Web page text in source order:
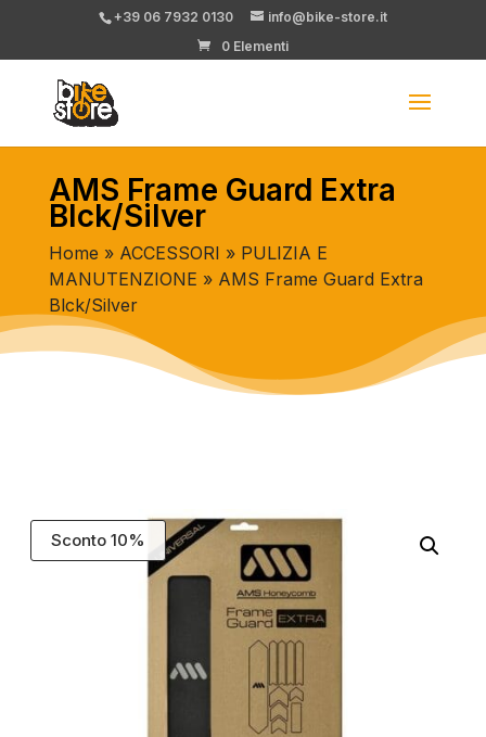
+39 06 7932 0130
info@bike-store.it
0 Elementi
AMS Frame Guard Extra
Blck/Silver
Home » ACCESSORI » PULIZIA E
MANUTENZIONE » AMS Frame Guard Extra
Blck/Silver
Sconto 10%